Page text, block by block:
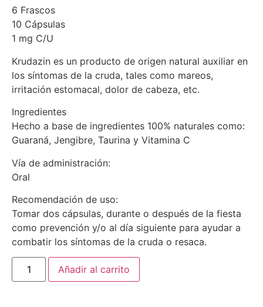
6 Frascos
10 Cápsulas
1 mg C/U
Krudazin es un producto de origen natural auxiliar en
los síntomas de la cruda, tales como mareos,
irritación estomacal, dolor de cabeza, etc.
Ingredientes
Hecho a base de ingredientes 100% naturales como:
Guaraná, Jengibre, Taurina y Vitamina C
Vía de administración:
Oral
Recomendación de uso:
Tomar dos cápsulas, durante o después de la fiesta
como prevención y/o al día siguiente para ayudar a
combatir los síntomas de la cruda o resaca.
Añadir al carrito